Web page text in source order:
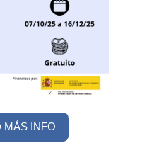
MÁS INFO